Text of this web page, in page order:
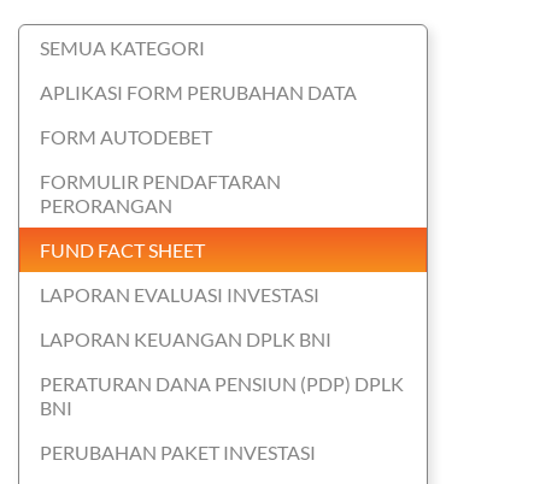
SEMUA KATEGORI
APLIKASI FORM PERUBAHAN DATA
FORM AUTODEBET
FORMULIR PENDAFTARAN
PERORANGAN
FUND FACT SHEET
LAPORAN EVALUASI INVESTASI
LAPORAN KEUANGAN DPLK BNI
PERATURAN DANA PENSIUN (PDP) DPLK
BNI
PERUBAHAN PAKET INVESTASI